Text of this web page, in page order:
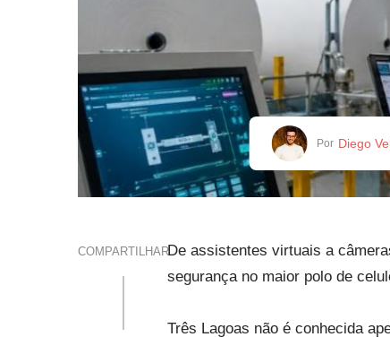
Por Diego
COMPARTILHARDe assistentes virtuais a
segurança no maior polo de
Três Lagoas não é conhecida